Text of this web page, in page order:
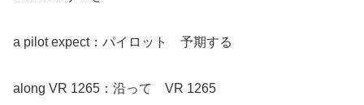
a pilot expect：パイロット 予期する
along VR 1265：沿って VR 1265